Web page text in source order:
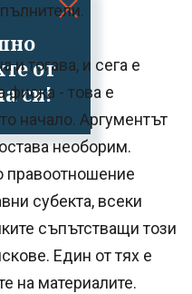
от
си!
и тогава, и сега е
фиска - това е
начало. Аргументът
необорим.
правоотношение
субекта, всеки
съпътстващи този
Един от тях е
на материалите.